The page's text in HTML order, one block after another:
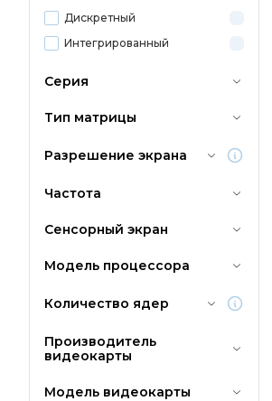
Дискретный
Интегрированный
Серия
Тип матрицы
Разрешение экрана
Частота
Сенсорный экран
Модель процессора
Количество ядер
Производитель
видеокарты
Модель видеокарты